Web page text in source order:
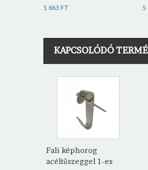
5 663 FT 5
KAPCSOLÓDÓ
Fali képhorog
acéltűszeggel 1-es